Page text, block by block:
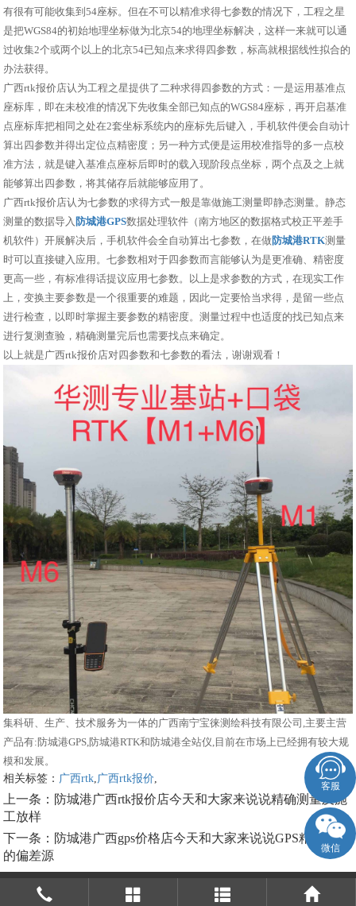
有很有可能收集到54座标。但在不可以精准求得七参数的情况下，工程之星
是把WGS84的初始地理坐标做为北京54的地理坐标解决，这样一来就可以通
过收集2个或两个以上的北京54已知点来求得四参数，标高就根据线性拟合的
办法获得。
广西rtk报价店认为工程之星提供了二种求得四参数的方式：一是运用基准点
座标库，即在未校准的情况下先收集全部已知点的WGS84座标，再开启基准
点座标库把相同之处在2套坐标系统内的座标先后键入，手机软件便会自动计
算出四参数并得出定位点精密度；另一种方式便是运用校准指导的多一点校
准方法，就是键入基准点座标后即时的载入现阶段点坐标，两个点及之上就
能够算出四参数，将其储存后就能够应用了。
广西rtk报价店认为七参数的求得方式一般是靠做施工测量即静态测量。静态
测量的数据导入 防城港GPS数据处理软件（南方地区的数据格式校正平差手
机软件）开展解决后，手机软件会全自动算出七参数，在做 防城港RTK测量
时可以直接键入应用。七参数相对于四参数而言能够认为是更准确、精密度
更高一些，有标准得话提议应用七参数。以上是求参数的方式，在现实工作
上，变换主要参数是一个很重要的难题，因此一定要恰当求得，是留一些点
进行检查，以即时掌握主要参数的精密度。测量过程中也适度的找已知点来
进行复测查验，精确测量完后也需要找点来确定。
以上就是广西rtk报价店对四参数和七参数的看法，谢谢观看！
集科研、生产、技术服务为一体的广西南宁宝徕测绘科技有限公司,主要主营
产品有:防城港GPS,防城港RTK和防城港全站仪,目前在市场上已经拥有较大规
模和发展。
相关标签： 广西rtk,广西rtk报价,
上一条： 防城港广西rtk报价店今天和大家来说说精确测量及施
工放样
下一条： 防城港广西gps价格店今天和大家来说说GPS精准定位
的偏差源
客服
微信